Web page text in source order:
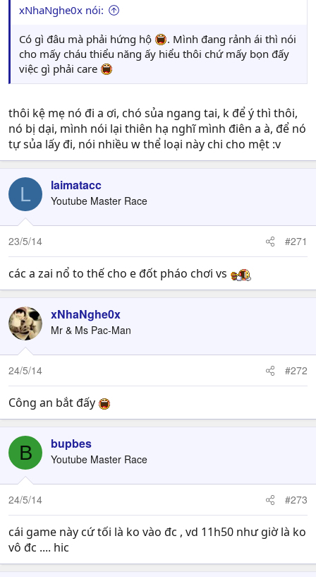
xNhaNghe0x nói:
Có gì đâu mà phải hứng hộ
. Mình đang rảnh ái thì nói
cho mấy cháu thiểu năng ấy hiểu thôi chứ mấy bọn đấy
việc gì phải care
thôi kệ mẹ nó đi a ơi, chó sủa ngang tai, k để ý thì thôi,
nó bị dại, mình nói lại thiên hạ nghĩ mình điên a à, để nó
tự sủa lấy đi, nói nhiều w thể loại này chi cho mệt :v
L laimatacc
Youtube Master Race
23/5/14 #271
các a zai nổ to thế cho e đốt pháo chơi vs
xNhaNghe0x
Mr & Ms Pac-Man
24/5/14 #272
Công an bắt đấy
B bupbes
Youtube Master Race
24/5/14 #273
cái game này cứ tối là ko vào đc , vd 11h50 như giờ là ko
vô đc .... hic